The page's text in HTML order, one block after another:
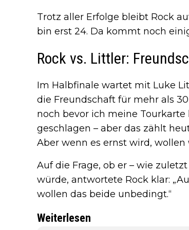
Trotz aller Erfolge bleibt Rock
bin erst 24. Da kommt noch
Rock vs. Littler:
Im Halbfinale wartet mit Luke
die Freundschaft für mehr als
noch bevor ich meine
geschlagen – aber das zählt
Aber wenn es ernst wird, wollen
Auf die Frage, ob er – wie
würde, antwortete Rock klar:
wollen das beide unbedingt.“
Weiterlesen